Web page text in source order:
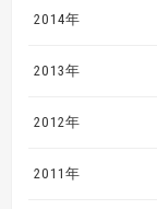
2014年
2013年
2012年
2011年